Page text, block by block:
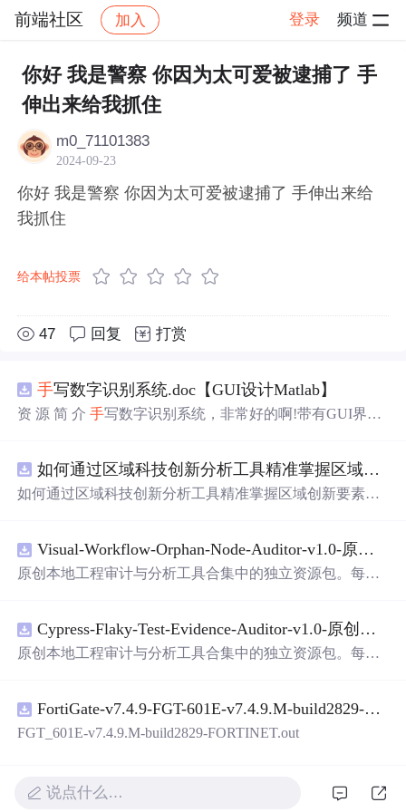
前端社区 加入 登录 频道
社区 前端社区 感慨 帖子详情
你好 我是警察 你因为太可爱被逮捕了 手
伸出来给我抓住 ​​​
m0_71101383
2024-09-23
你好 我是警察 你因为太可爱被逮捕了 手伸出来给
我抓住 ​​​
给本帖投票
47 回复 打赏
手写数字识别系统.doc【GUI设计Matlab】
资 源 简 介手写数字识别系统，非常好的啊!带有GUI界
带有直观的图形用户界面（GUI），非常容易使用。你只
需要将手写数字输入系统，它将立即给出准确的识别结
是一个非常方便和实用的工具，你一定会喜欢它的！
如何通过区域科技创新分析工具精准掌握区域创新要素分布与产业链融合现状？.docx
如何通过区域科技创新分析工具精准掌握区域创新要素分
Visual-Workflow-Orphan-Node-Auditor-v1.0-原创源码与文档.zip
原创本地工程审计与分析工具合集中的独立资源包。每个
README、运行说明、功能清单、MIT License及原创与授
权声明。解压后进入project目录，执行npm test验证算法，
目源码、Logo、官方截图、论文、生产日志或其他受限素
材。适合前端开发、AI应用工程、测试审计和课程实践。
Cypress-Flaky-Test-Evidence-Auditor-v1.0-原创源码与文档.zip
原创本地工程审计与分析工具合集中的独立资源包。每个
README、运行说明、功能清单、MIT License及原创与授
权声明。解压后进入project目录，执行npm test验证算法，
目源码、Logo、官方截图、论文、生产日志或其他受限素
材。适合前端开发、AI应用工程、测试审计和课程实践。
FortiGate-v7.4.9-FGT-601E-v7.4.9.M-build2829-FORTINET.out
FGT_601E-v7.4.9.M-build2829-FORTINET.out
说点什么…